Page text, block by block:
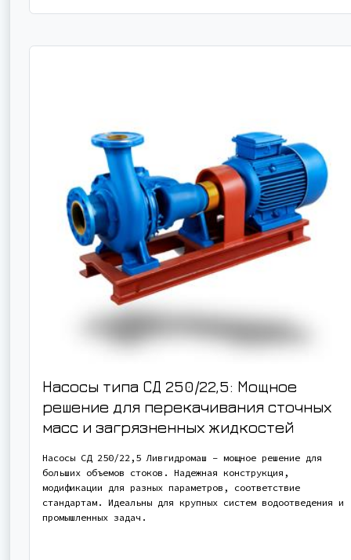
Насосы типа СД 250/22,5: Мощное
решение для перекачивания сточных
масс и загрязненных жидкостей
Насосы СД 250/22,5 Ливгидромаш – мощное решение для
больших объемов стоков. Надежная конструкция,
модификации для разных параметров, соответствие
стандартам. Идеальны для крупных систем водоотведения и
промышленных задач.